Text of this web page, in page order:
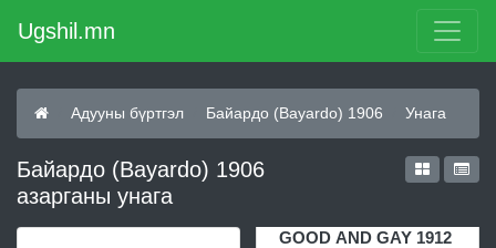
Ugshil.mn
Адууны бүртгэл Бaйaрдо (Bayardo) 1906 Унага
Бaйaрдо (Bayardo) 1906
азарганы унага
GOOD AND GAY 1912